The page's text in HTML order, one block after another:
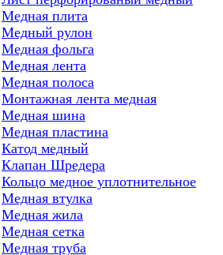
Медная плита
Медный рулон
Медная фольга
Медная лента
Медная полоса
Монтажная лента медная
Медная шина
Медная пластина
Катод медный
Клапан Шредера
Кольцо медное уплотнительное
Медная втулка
Медная жила
Медная сетка
Медная труба